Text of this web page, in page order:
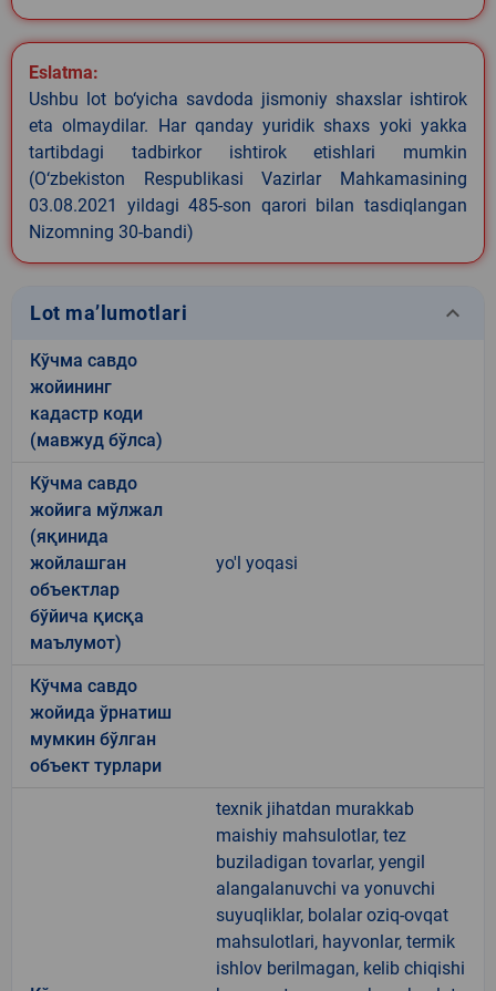
Eslatma:
Ushbu lot bo‘yicha savdoda jismoniy shaxslar ishtirok
eta olmaydilar. Har qanday yuridik shaxs yoki yakka
tartibdagi tadbirkor ishtirok etishlari mumkin
(O‘zbekiston Respublikasi Vazirlar Mahkamasining
03.08.2021 yildagi 485-son qarori bilan tasdiqlangan
Nizomning 30-bandi)
Lot ma’lumotlari keyboard_arrow_down
Кўчма савдо
жойининг
кадастр коди
(мавжуд бўлса)
Кўчма савдо
жойига мўлжал
(яқинида
жойлашган
объектлар
бўйича қисқа
маълумот)
yo'l yoqasi
Кўчма савдо
жойида ўрнатиш
мумкин бўлган
объект турлари
texnik jihatdan murakkab
maishiy mahsulotlar, tez
buziladigan tovarlar, yengil
alangalanuvchi va yonuvchi
suyuqliklar, bolalar oziq-ovqat
mahsulotlari, hayvonlar, termik
ishlov berilmagan, kelib chiqishi